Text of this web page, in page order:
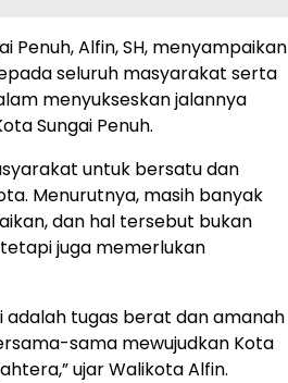
Penuh, Alfin, SH, menyampaikan
seluruh masyarakat serta
menyukseskan jalannya
Sungai Penuh.
untuk bersatu dan
Menurutnya, masih banyak
dan hal tersebut bukan
juga memerlukan
adalah tugas berat dan amanah
sama mewujudkan Kota
ujar Walikota Alfin.